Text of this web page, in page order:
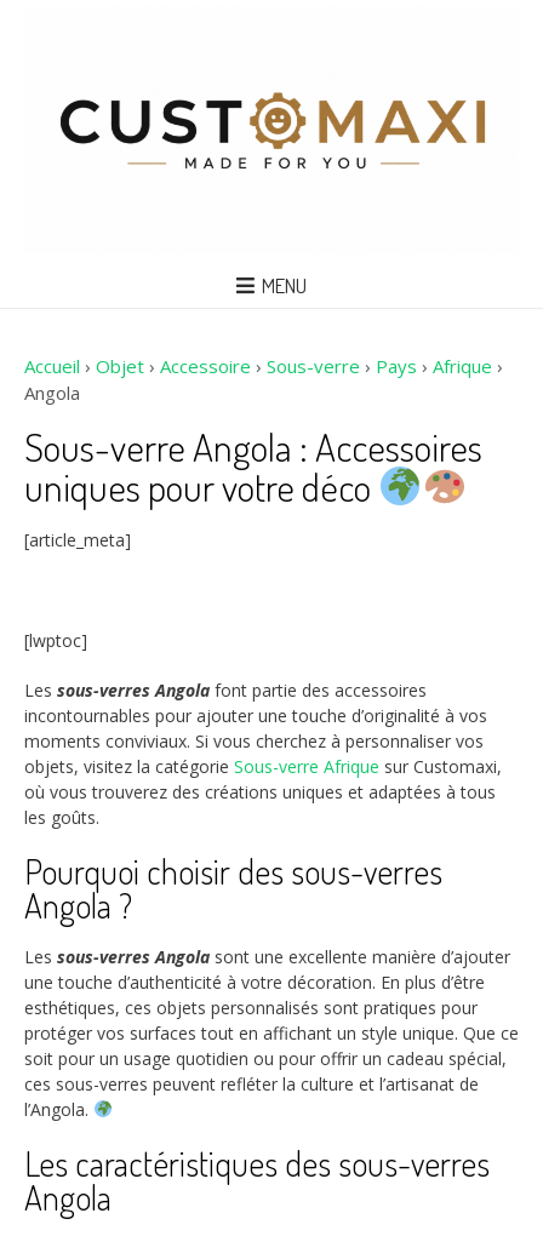
MENU
Accueil › Objet › Accessoire › Sous-verre › Pays › Afrique ›
Angola
Sous-verre Angola : Accessoires
uniques pour votre déco
[article_meta]
[lwptoc]
Les sous-verres Angola font partie des accessoires
incontournables pour ajouter une touche d’originalité à vos
moments conviviaux. Si vous cherchez à personnaliser vos
objets, visitez la catégorie Sous-verre Afrique sur Customaxi,
où vous trouverez des créations uniques et adaptées à tous
les goûts.
Pourquoi choisir des sous-verres
Angola ?
Les sous-verres Angola sont une excellente manière d’ajouter
une touche d’authenticité à votre décoration. En plus d’être
esthétiques, ces objets personnalisés sont pratiques pour
protéger vos surfaces tout en affichant un style unique. Que ce
soit pour un usage quotidien ou pour offrir un cadeau spécial,
ces sous-verres peuvent refléter la culture et l’artisanat de
l’Angola.
Les caractéristiques des sous-verres
Angola